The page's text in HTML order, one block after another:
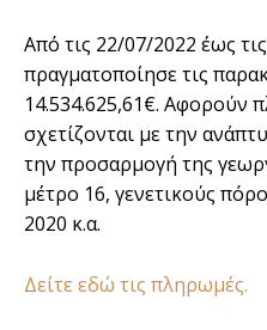
Από τις 22/07/2022 έως
πραγματοποίησε τις
14.534.625,61€. Αφορούν
σχετίζονται με την
την προσαρμογή της
μέτρο 16, γενετικούς
2020 κ.α.
Δείτε εδώ τις πληρωμές.